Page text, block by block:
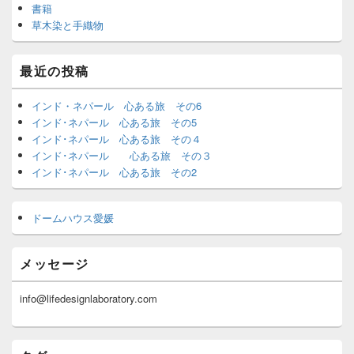
書籍
草木染と手織物
最近の投稿
インド・ネパール 心ある旅 その6
インド･ネパール 心ある旅 その5
インド･ネパール 心ある旅 その４
インド･ネパール 心ある旅 その３
インド･ネパール 心ある旅 その2
ドームハウス愛媛
メッセージ
info@lifedesignlaboratory.com